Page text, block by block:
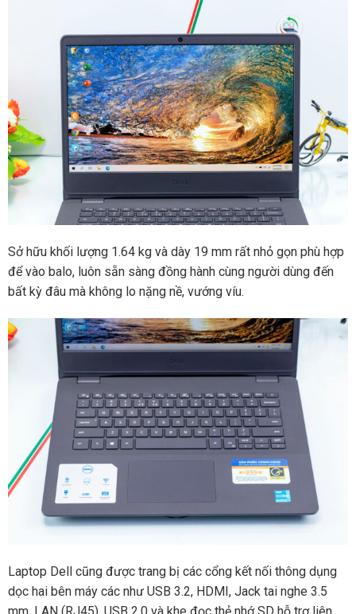
Sở hữu khối lượng 1.64 kg và dày 19 mm rất nhỏ gọn phù hợp
để vào balo, luôn sẵn sàng đồng hành cùng người dùng đến
bất kỳ đâu mà không lo nặng nề, vướng víu.
Laptop Dell cũng được trang bị các cổng kết nối thông dụng
dọc hai bên máy các như USB 3.2, HDMI, Jack tai nghe 3.5